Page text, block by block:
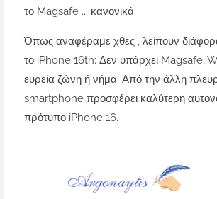
το Magsafe ... κανονικά.
Όπως αναφέραμε χθες , λείπουν
το iPhone 16th: Δεν υπάρχει Magsafe,
ευρεία ζώνη ή νήμα. Από την άλλη
smartphone προσφέρει καλύτερη
πρότυπο iPhone 16.